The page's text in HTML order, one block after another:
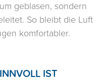
geblasen, sondern
So bleibt die Luft
komfortabler.
IST